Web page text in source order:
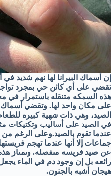
إن أسماك البيرانا لها نهم شديد
تقضي على أي كائن حي بمجرد
هذه السمكه متنقله باستمرار في
على مكان واحد لها. وتقضي أسماك
الصيد، وهي ذات شهية كبيره
في الصيد على أساليب وتكتيكات
عندما تقوم بالصيد.وعلى الرغم من
جماعات إلا أنها عندما تهجم
عن صيد فريسه منفصله. وتمتاز
رائعه بل إن وجود دم في الماء
هيجان أشبه بالجنون.